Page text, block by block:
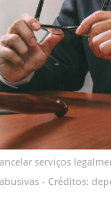
serviços
abusivas - Créditos: